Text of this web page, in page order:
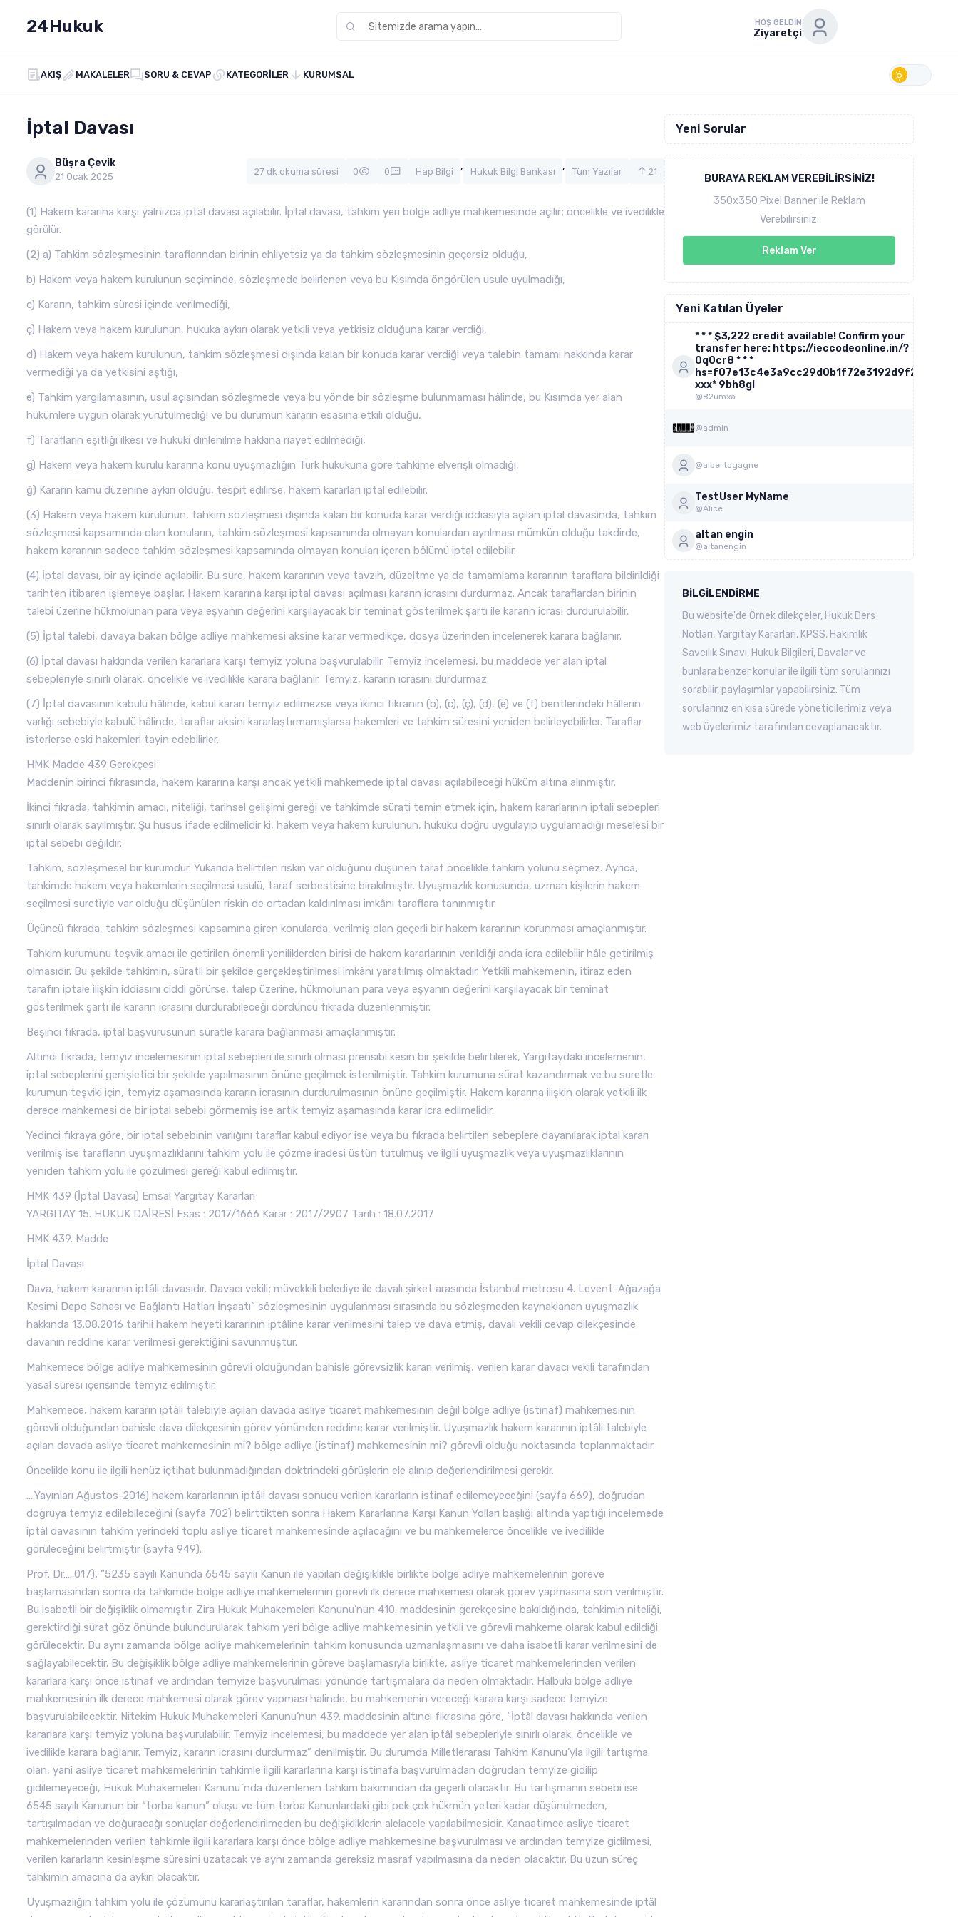
24Hukuk HOŞ GELDIN
Ziyaretçi
AKIŞ MAKALELER SORU & CEVAP KATEGORILER KURUMSAL
İptal Davası
Büşra Çevik
21 Ocak 2025 27 dk okuma süresi 0 0 Hap Bilgi , Hukuk Bilgi Bankası , Tüm Yazılar 21
(1) Hakem kararına karşı yalnızca iptal davası açılabilir. İptal davası, tahkim yeri bölge adliye mahkemesinde açılır; öncelikle ve ivedilikle
görülür.
(2) a) Tahkim sözleşmesinin taraflarından birinin ehliyetsiz ya da tahkim sözleşmesinin geçersiz olduğu,
b) Hakem veya hakem kurulunun seçiminde, sözleşmede belirlenen veya bu Kısımda öngörülen usule uyulmadığı,
c) Kararın, tahkim süresi içinde verilmediği,
ç) Hakem veya hakem kurulunun, hukuka aykırı olarak yetkili veya yetkisiz olduğuna karar verdiği,
d) Hakem veya hakem kurulunun, tahkim sözleşmesi dışında kalan bir konuda karar verdiği veya talebin tamamı hakkında karar
vermediği ya da yetkisini aştığı,
e) Tahkim yargılamasının, usul açısından sözleşmede veya bu yönde bir sözleşme bulunmaması hâlinde, bu Kısımda yer alan
hükümlere uygun olarak yürütülmediği ve bu durumun kararın esasına etkili olduğu,
f) Tarafların eşitliği ilkesi ve hukuki dinlenilme hakkına riayet edilmediği,
g) Hakem veya hakem kurulu kararına konu uyuşmazlığın Türk hukukuna göre tahkime elverişli olmadığı,
ğ) Kararın kamu düzenine aykırı olduğu, tespit edilirse, hakem kararları iptal edilebilir.
(3) Hakem veya hakem kurulunun, tahkim sözleşmesi dışında kalan bir konuda karar verdiği iddiasıyla açılan iptal davasında, tahkim
sözleşmesi kapsamında olan konuların, tahkim sözleşmesi kapsamında olmayan konulardan ayrılması mümkün olduğu takdirde,
hakem kararının sadece tahkim sözleşmesi kapsamında olmayan konuları içeren bölümü iptal edilebilir.
(4) İptal davası, bir ay içinde açılabilir. Bu süre, hakem kararının veya tavzih, düzeltme ya da tamamlama kararının taraflara bildirildiği
tarihten itibaren işlemeye başlar. Hakem kararına karşı iptal davası açılması kararın icrasını durdurmaz. Ancak taraflardan birinin
talebi üzerine hükmolunan para veya eşyanın değerini karşılayacak bir teminat gösterilmek şartı ile kararın icrası durdurulabilir.
(5) İptal talebi, davaya bakan bölge adliye mahkemesi aksine karar vermedikçe, dosya üzerinden incelenerek karara bağlanır.
(6) İptal davası hakkında verilen kararlara karşı temyiz yoluna başvurulabilir. Temyiz incelemesi, bu maddede yer alan iptal
sebepleriyle sınırlı olarak, öncelikle ve ivedilikle karara bağlanır. Temyiz, kararın icrasını durdurmaz.
(7) İptal davasının kabulü hâlinde, kabul kararı temyiz edilmezse veya ikinci fıkranın (b), (c), (ç), (d), (e) ve (f) bentlerindeki hâllerin
varlığı sebebiyle kabulü hâlinde, taraflar aksini kararlaştırmamışlarsa hakemleri ve tahkim süresini yeniden belirleyebilirler. Taraflar
isterlerse eski hakemleri tayin edebilirler.
HMK Madde 439 Gerekçesi
Maddenin birinci fıkrasında, hakem kararına karşı ancak yetkili mahkemede iptal davası açılabileceği hüküm altına alınmıştır.
İkinci fıkrada, tahkimin amacı, niteliği, tarihsel gelişimi gereği ve tahkimde sürati temin etmek için, hakem kararlarının iptali sebepleri
sınırlı olarak sayılmıştır. Şu husus ifade edilmelidir ki, hakem veya hakem kurulunun, hukuku doğru uygulayıp uygulamadığı meselesi bir
iptal sebebi değildir.
Tahkim, sözleşmesel bir kurumdur. Yukarıda belirtilen riskin var olduğunu düşünen taraf öncelikle tahkim yolunu seçmez. Ayrıca,
tahkimde hakem veya hakemlerin seçilmesi usulü, taraf serbestisine bırakılmıştır. Uyuşmazlık konusunda, uzman kişilerin hakem
seçilmesi suretiyle var olduğu düşünülen riskin de ortadan kaldırılması imkânı taraflara tanınmıştır.
Üçüncü fıkrada, tahkim sözleşmesi kapsamına giren konularda, verilmiş olan geçerli bir hakem kararının korunması amaçlanmıştır.
Tahkim kurumunu teşvik amacı ile getirilen önemli yeniliklerden birisi de hakem kararlarının verildiği anda icra edilebilir hâle getirilmiş
olmasıdır. Bu şekilde tahkimin, süratli bir şekilde gerçekleştirilmesi imkânı yaratılmış olmaktadır. Yetkili mahkemenin, itiraz eden
tarafın iptale ilişkin iddiasını ciddi görürse, talep üzerine, hükmolunan para veya eşyanın değerini karşılayacak bir teminat
gösterilmek şartı ile kararın icrasını durdurabileceği dördüncü fıkrada düzenlenmiştir.
Beşinci fıkrada, iptal başvurusunun süratle karara bağlanması amaçlanmıştır.
Altıncı fıkrada, temyiz incelemesinin iptal sebepleri ile sınırlı olması prensibi kesin bir şekilde belirtilerek, Yargıtaydaki incelemenin,
iptal sebeplerini genişletici bir şekilde yapılmasının önüne geçilmek istenilmiştir. Tahkim kurumuna sürat kazandırmak ve bu suretle
kurumun teşviki için, temyiz aşamasında kararın icrasının durdurulmasının önüne geçilmiştir. Hakem kararına ilişkin olarak yetkili ilk
derece mahkemesi de bir iptal sebebi görmemiş ise artık temyiz aşamasında karar icra edilmelidir.
Yedinci fıkraya göre, bir iptal sebebinin varlığını taraflar kabul ediyor ise veya bu fıkrada belirtilen sebeplere dayanılarak iptal kararı
verilmiş ise tarafların uyuşmazlıklarını tahkim yolu ile çözme iradesi üstün tutulmuş ve ilgili uyuşmazlık veya uyuşmazlıklarının
yeniden tahkim yolu ile çözülmesi gereği kabul edilmiştir.
HMK 439 (İptal Davası) Emsal Yargıtay Kararları
YARGITAY 15. HUKUK DAİRESİ Esas : 2017/1666 Karar : 2017/2907 Tarih : 18.07.2017
HMK 439. Madde
İptal Davası
Dava, hakem kararının iptâli davasıdır. Davacı vekili; müvekkili belediye ile davalı şirket arasında İstanbul metrosu 4. Levent-Ağazağa
Kesimi Depo Sahası ve Bağlantı Hatları İnşaatı” sözleşmesinin uygulanması sırasında bu sözleşmeden kaynaklanan uyuşmazlık
hakkında 13.08.2016 tarihli hakem heyeti kararının iptâline karar verilmesini talep ve dava etmiş, davalı vekili cevap dilekçesinde
davanın reddine karar verilmesi gerektiğini savunmuştur.
Mahkemece bölge adliye mahkemesinin görevli olduğundan bahisle görevsizlik kararı verilmiş, verilen karar davacı vekili tarafından
yasal süresi içerisinde temyiz edilmiştir.
Mahkemece, hakem kararın iptâli talebiyle açılan davada asliye ticaret mahkemesinin değil bölge adliye (istinaf) mahkemesinin
görevli olduğundan bahisle dava dilekçesinin görev yönünden reddine karar verilmiştir. Uyuşmazlık hakem kararının iptâli talebiyle
açılan davada asliye ticaret mahkemesinin mi? bölge adliye (istinaf) mahkemesinin mi? görevli olduğu noktasında toplanmaktadır.
Öncelikle konu ile ilgili henüz içtihat bulunmadığından doktrindeki görüşlerin ele alınıp değerlendirilmesi gerekir.
….Yayınları Ağustos-2016) hakem kararlarının iptâli davası sonucu verilen kararların istinaf edilemeyeceğini (sayfa 669), doğrudan
doğruya temyiz edilebileceğini (sayfa 702) belirttikten sonra Hakem Kararlarına Karşı Kanun Yolları başlığı altında yaptığı incelemede
iptâl davasının tahkim yerindeki toplu asliye ticaret mahkemesinde açılacağını ve bu mahkemelerce öncelikle ve ivedilikle
görüleceğini belirtmiştir (sayfa 949).
Prof. Dr…..017); “5235 sayılı Kanunda 6545 sayılı Kanun ile yapılan değişiklikle birlikte bölge adliye mahkemelerinin göreve
başlamasından sonra da tahkimde bölge adliye mahkemelerinin görevli ilk derece mahkemesi olarak görev yapmasına son verilmiştir.
Bu isabetli bir değişiklik olmamıştır. Zira Hukuk Muhakemeleri Kanunu’nun 410. maddesinin gerekçesine bakıldığında, tahkimin niteliği,
gerektirdiği sürat göz önünde bulundurularak tahkim yeri bölge adliye mahkemesinin yetkili ve görevli mahkeme olarak kabul edildiği
görülecektir. Bu aynı zamanda bölge adliye mahkemelerinin tahkim konusunda uzmanlaşmasını ve daha isabetli karar verilmesini de
sağlayabilecektir. Bu değişiklik bölge adliye mahkemelerinin göreve başlamasıyla birlikte, asliye ticaret mahkemelerinden verilen
kararlara karşı önce istinaf ve ardından temyize başvurulması yönünde tartışmalara da neden olmaktadır. Halbuki bölge adliye
mahkemesinin ilk derece mahkemesi olarak görev yapması halinde, bu mahkemenin vereceği karara karşı sadece temyize
başvurulabilecektir. Nitekim Hukuk Muhakemeleri Kanunu’nun 439. maddesinin altıncı fıkrasına göre, “İptâl davası hakkında verilen
kararlara karşı temyiz yoluna başvurulabilir. Temyiz incelemesi, bu maddede yer alan iptâl sebepleriyle sınırlı olarak, öncelikle ve
ivedilikle karara bağlanır. Temyiz, kararın icrasını durdurmaz” denilmiştir. Bu durumda Milletlerarası Tahkim Kanunu’yla ilgili tartışma
olan, yani asliye ticaret mahkemelerinin tahkimle ilgili kararlarına karşı istinafa başvurulmadan doğrudan temyize gidilip
gidilemeyeceği, Hukuk Muhakemeleri Kanunu`nda düzenlenen tahkim bakımından da geçerli olacaktır. Bu tartışmanın sebebi ise
6545 sayılı Kanunun bir “torba kanun” oluşu ve tüm torba Kanunlardaki gibi pek çok hükmün yeteri kadar düşünülmeden,
tartışılmadan ve doğuracağı sonuçlar değerlendirilmeden bu değişikliklerin alelacele yapılabilmesidir. Kanaatimce asliye ticaret
mahkemelerinden verilen tahkimle ilgili kararlara karşı önce bölge adliye mahkemesine başvurulması ve ardından temyize gidilmesi,
verilen kararların kesinleşme süresini uzatacak ve aynı zamanda gereksiz masraf yapılmasına da neden olacaktır. Bu uzun süreç
tahkimin amacına da aykırı olacaktır.
Uyuşmazlığın tahkim yolu ile çözümünü kararlaştırılan taraflar, hakemlerin kararından sonra önce asliye ticaret mahkemesinde iptâl
Yeni Sorular
BURAYA REKLAM VEREBILIRSINIZ!
350x350 Pixel Banner ile Reklam
Verebilirsiniz.
Reklam Ver
Yeni Katılan Üyeler
* * * $3,222 credit available! Confirm your
transfer here: https://ieccodeonline.in/?
0q0cr8 * * *
hs=f07e13c4e3a9cc29d0b1f72e3192d9f2*
ххх* 9bh8gl
@82umxa
@admin
@albertogagne
TestUser MyName
@Alice
altan engin
@altanengin
BILGILENDIRME
Bu website'de Örnek dilekçeler, Hukuk Ders
Notları, Yargıtay Kararları, KPSS, Hakimlik
Savcılık Sınavı, Hukuk Bilgileri, Davalar ve
bunlara benzer konular ile ilgili tüm sorularınızı
sorabilir, paylaşımlar yapabilirsiniz. Tüm
sorularınız en kısa sürede yöneticilerimiz veya
web üyelerimiz tarafından cevaplanacaktır.